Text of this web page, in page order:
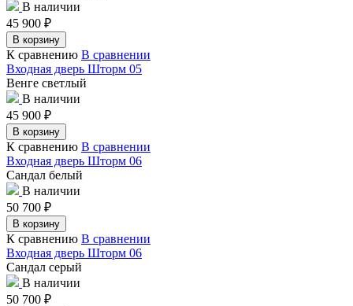
В наличии
45 900 ₽
В корзину
К сравнению В сравнении
Входная дверь Шторм 05
Венге светлый
В наличии
45 900 ₽
В корзину
К сравнению В сравнении
Входная дверь Шторм 06
Сандал белый
В наличии
50 700 ₽
В корзину
К сравнению В сравнении
Входная дверь Шторм 06
Сандал серый
В наличии
50 700 ₽